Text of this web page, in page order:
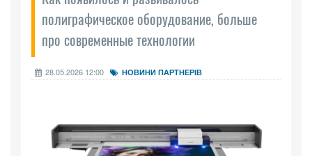
полиграфическое оборудование, больше
про современные технологии
28.05.2026 12:00 НОВИНИ ПАРТНЕРІВ